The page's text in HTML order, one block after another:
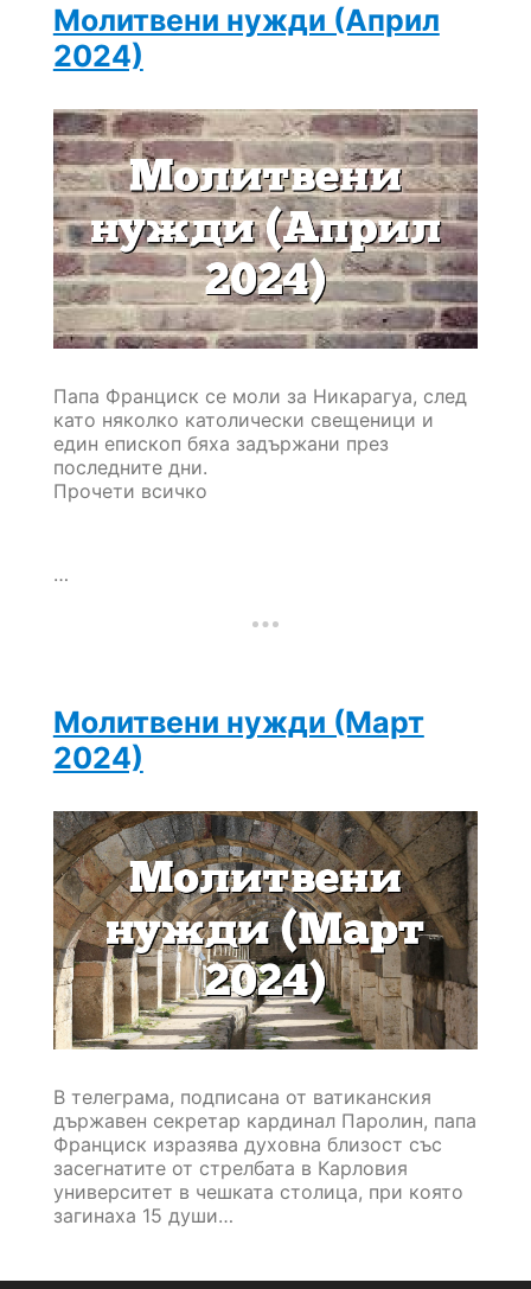
Молитвени нужди (Април
2024)
Папа Франциск се моли за Никарагуа, след
като няколко католически свещеници и
един епископ бяха задържани през
последните дни.
Прочети всичко
…
Молитвени нужди (Март
2024)
В телеграма, подписана от ватиканския
държавен секретар кардинал Паролин, папа
Франциск изразява духовна близост със
засегнатите от стрелбата в Карловия
университет в чешката столица, при която
загинаха 15 души…